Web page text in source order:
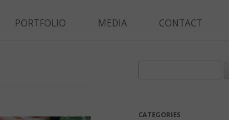
PORTFOLIO MEDIA CONTACT
CATEGORIES